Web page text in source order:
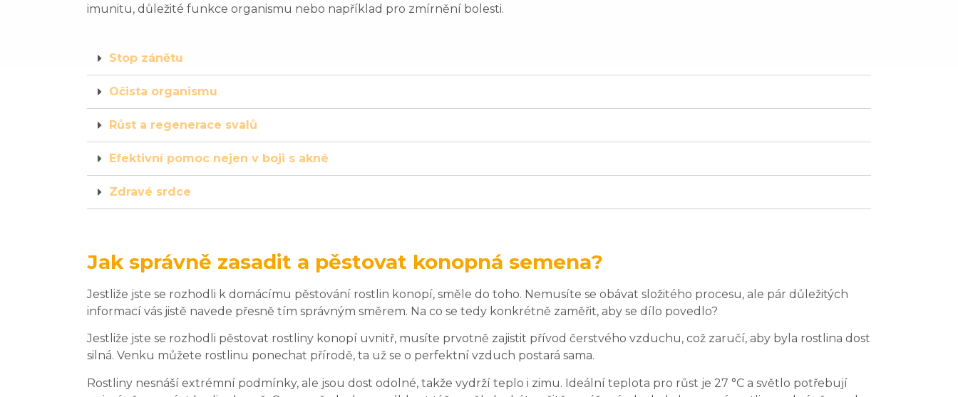
imunitu, důležité funkce organismu nebo například pro zmírnění bolesti.
Stop zánětu
Očista organismu
Růst a regenerace svalů
Efektivní pomoc nejen v boji s akné
Zdravé srdce
Jak správně zasadit a pěstovat konopná semena?
Jestliže jste se rozhodli k domácímu pěstování rostlin konopí, směle do toho. Nemusíte se obávat složitého procesu, ale pár důležitých
informací vás jistě navede přesně tím správným směrem. Na co se tedy konkrétně zaměřit, aby se dílo povedlo?
Jestliže jste se rozhodli pěstovat rostliny konopí uvnitř, musíte prvotně zajistit přívod čerstvého vzduchu, což zaručí, aby byla rostlina dost
silná. Venku můžete rostlinu ponechat přírodě, ta už se o perfektní vzduch postará sama.
Rostliny nesnáší extrémní podmínky, ale jsou dost odolné, takže vydrží teplo i zimu. Ideální teplota pro růst je 27 °C a světlo potřebují